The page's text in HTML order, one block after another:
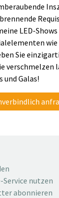
LED-
Sie
verschmelzen
und Galas!
nutzen
abonnieren